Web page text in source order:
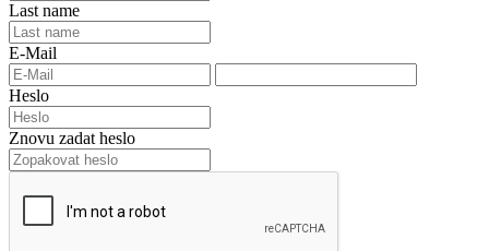
Last name
E-Mail
Heslo
Znovu zadat heslo